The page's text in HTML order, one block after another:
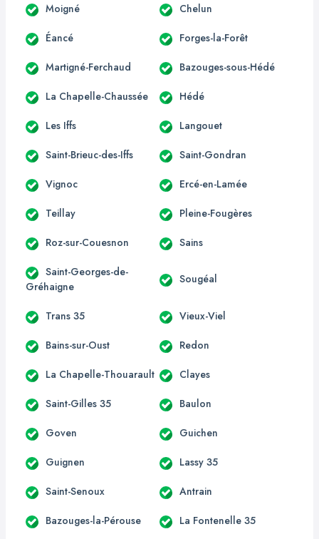
Moigné Chelun
Éancé Forges-la-Forêt
Martigné-Ferchaud Bazouges-sous-Hédé
La Chapelle-Chaussée Hédé
Les Iffs Langouet
Saint-Brieuc-des-Iffs Saint-Gondran
Vignoc Ercé-en-Lamée
Teillay Pleine-Fougères
Roz-sur-Couesnon Sains
Saint-Georges-de-
Gréhaigne
Sougéal
Trans 35 Vieux-Viel
Bains-sur-Oust Redon
La Chapelle-Thouarault Clayes
Saint-Gilles 35 Baulon
Goven Guichen
Guignen Lassy 35
Saint-Senoux Antrain
Bazouges-la-Pérouse La Fontenelle 35